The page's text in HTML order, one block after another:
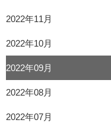
2022年11月
2022年10月
2022年09月
2022年08月
2022年07月